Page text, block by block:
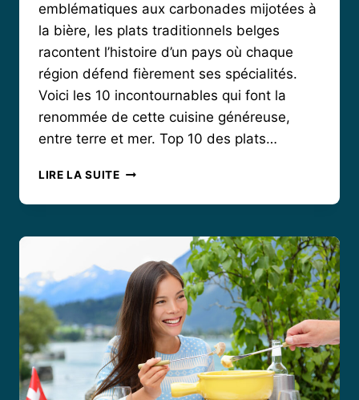
emblématiques aux carbonades mijotées à
la bière, les plats traditionnels belges
racontent l’histoire d’un pays où chaque
région défend fièrement ses spécialités.
Voici les 10 incontournables qui font la
renommée de cette cuisine généreuse,
entre terre et mer. Top 10 des plats…
LIRE LA SUITEPLATS
BELGES
VOYAGE
GUSTATIF
AU
CŒUR
DE
LA
GASTRONOMIE
BELGE